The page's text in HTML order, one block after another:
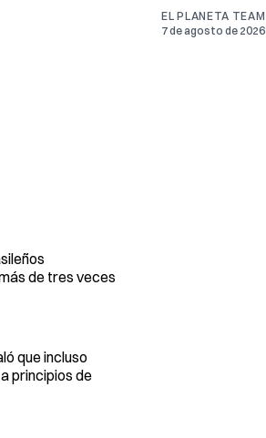
de tres veces
que incluso
principios de
EL PLANETA TEAM
7 de agosto de 2026